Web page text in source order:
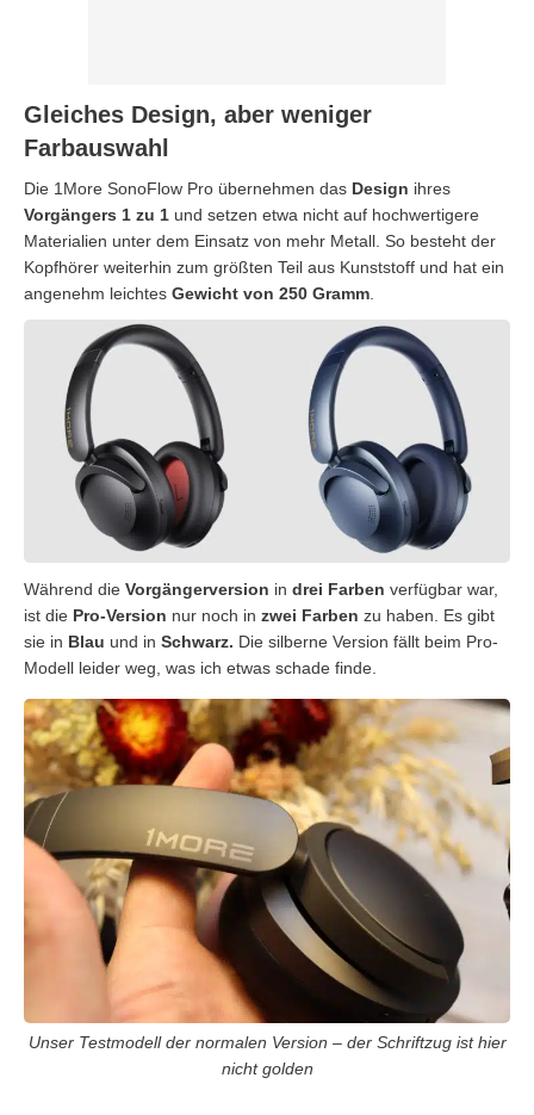
Gleiches Design, aber weniger
Farbauswahl
Die 1More SonoFlow Pro übernehmen das Design ihres
Vorgängers 1 zu 1 und setzen etwa nicht auf hochwertigere
Materialien unter dem Einsatz von mehr Metall. So besteht der
Kopfhörer weiterhin zum größten Teil aus Kunststoff und hat ein
angenehm leichtes Gewicht von 250 Gramm
Während die Vorgängerversion in drei Farben verfügbar war,
ist die Pro-Version nur noch in zwei Farben zu haben. Es gibt
sie in Blau und in Schwarz. Die silberne Version fällt beim Pro-
Modell leider weg, was ich etwas schade finde.
Unser Testmodell der normalen Version – der Schriftzug ist hier
nicht golden